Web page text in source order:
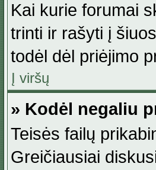
Kai kurie forumai
trinti ir rašyti į
todėl dėl priėjimo
Į viršų
» Kodėl negaliu
Teisės failų
Greičiausiai